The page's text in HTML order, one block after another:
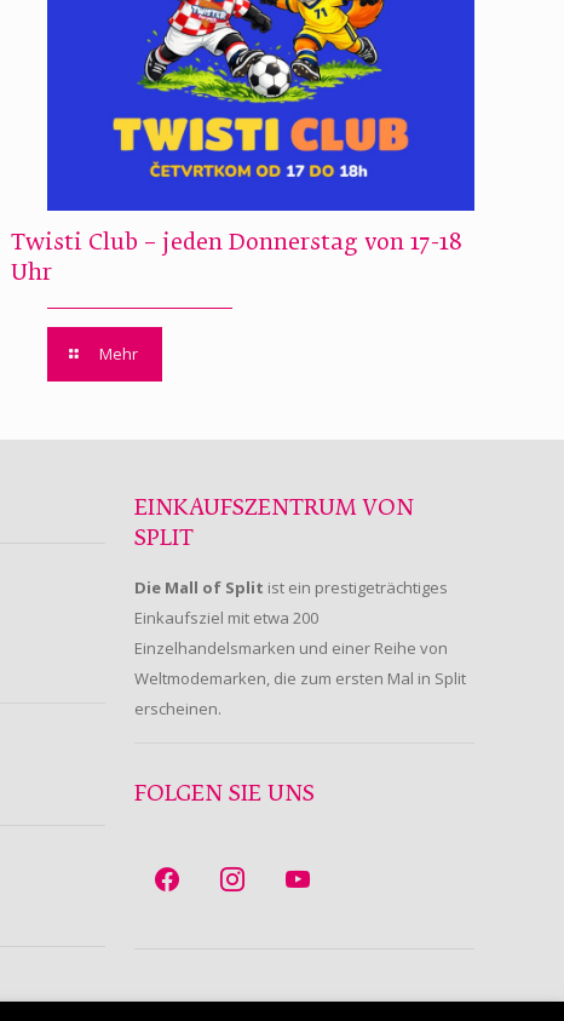
Twisti Club – jeden Donnerstag von 17-18
Uhr
Mehr
EINKAUFSZENTRUM VON
SPLIT
Die Mall of Split ist ein prestigeträchtiges
Einkaufsziel mit etwa 200
Einzelhandelsmarken und einer Reihe von
Weltmodemarken, die zum ersten Mal in Split
erscheinen.
FOLGEN SIE UNS